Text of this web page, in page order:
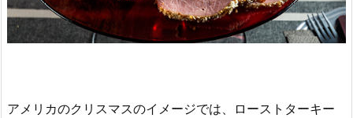
アメリカのクリスマスのイメージでは、ローストターキー